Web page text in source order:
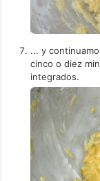
... y
cinco o diez
integrados.